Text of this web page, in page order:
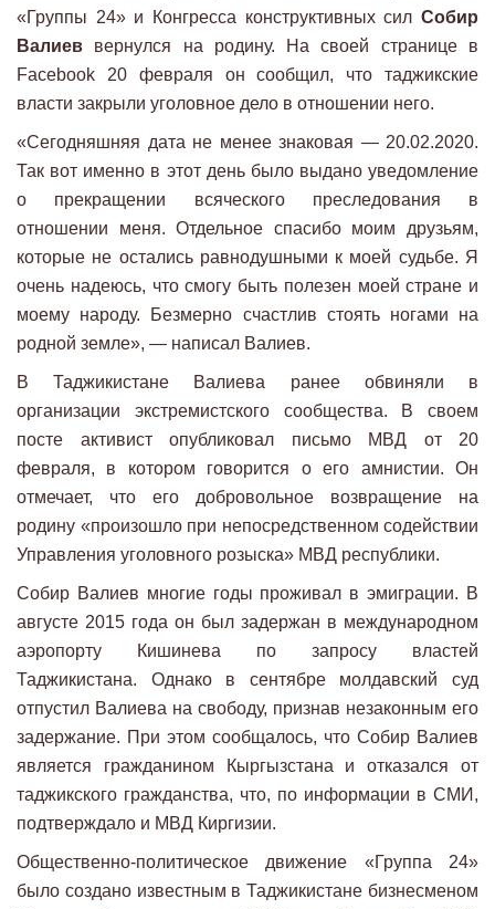
«Группы 24» и Конгресса конструктивных сил Собир
Валиев вернулся на родину. На своей странице в
Facebook 20 февраля он сообщил, что таджикские
власти закрыли уголовное дело в отношении него.
«Сегодняшняя дата не менее знаковая — 20.02.2020.
Так вот именно в этот день было выдано уведомление
о прекращении всяческого преследования в
отношении меня. Отдельное спасибо моим друзьям,
которые не остались равнодушными к моей судьбе. Я
очень надеюсь, что смогу быть полезен моей стране и
моему народу. Безмерно счастлив стоять ногами на
родной земле», — написал Валиев.
В Таджикистане Валиева ранее обвиняли в
организации экстремистского сообщества. В своем
посте активист опубликовал письмо МВД от 20
февраля, в котором говорится о его амнистии. Он
отмечает, что его добровольное возвращение на
родину «произошло при непосредственном содействии
Управления уголовного розыска» МВД республики.
Собир Валиев многие годы проживал в эмиграции. В
августе 2015 года он был задержан в международном
аэропорту Кишинева по запросу властей
Таджикистана. Однако в сентябре молдавский суд
отпустил Валиева на свободу, признав незаконным его
задержание. При этом сообщалось, что Собир Валиев
является гражданином Кыргызстана и отказался от
таджикского гражданства, что, по информации в СМИ,
подтверждало и МВД Киргизии.
Общественно-политическое движение «Группа 24»
было создано известным в Таджикистане бизнесменом